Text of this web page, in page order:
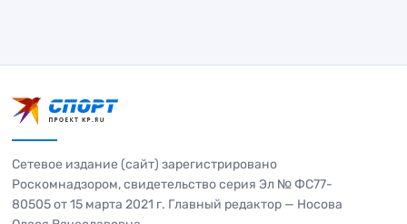
Сетевое издание (сайт) зарегистрировано
Роскомнадзором, свидетельство серия Эл № ФС77-
80505 от 15 марта 2021 г. Главный редактор — Носова